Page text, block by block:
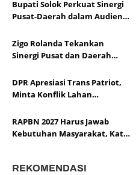
Bupati Solok Perkuat Sinergi
Pusat-Daerah dalam Audiensi
DPR RI
Zigo Rolanda Tekankan
Sinergi Pusat dan Daerah
DPR Apresiasi Trans Patriot,
Minta Konflik Lahan
RAPBN 2027 Harus Jawab
Kebutuhan Masyarakat, Kata
REKOMENDASI